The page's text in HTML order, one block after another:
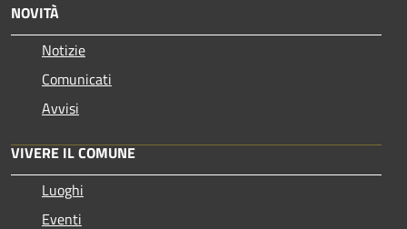
NOVITÀ
Notizie
Comunicati
Avvisi
VIVERE IL COMUNE
Luoghi
Eventi